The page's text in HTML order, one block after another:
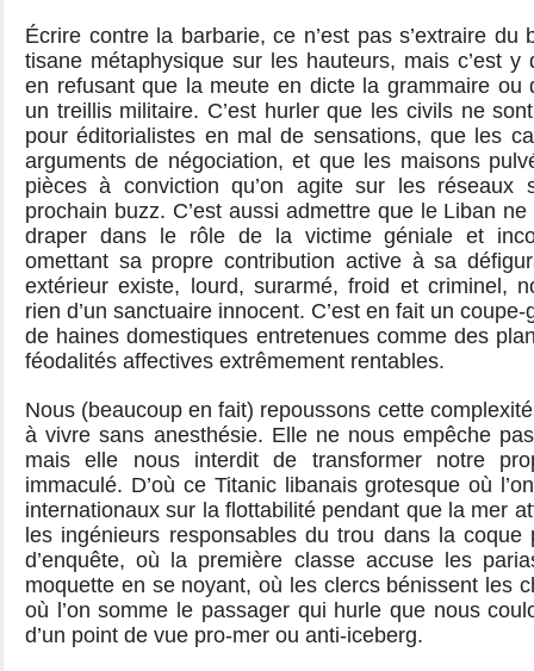
Écrire contre la barbarie, ce n’est pas s’extraire du
tisane métaphysique sur les hauteurs, mais c’est y
en refusant que la meute en dicte la grammaire ou
un treillis militaire. C’est hurler que les civils ne
pour éditorialistes en mal de sensations, que les
arguments de négociation, et que les maisons
pièces à conviction qu’on agite sur les réseaux
prochain buzz. C’est aussi admettre que le Liban
draper dans le rôle de la victime géniale et
omettant sa propre contribution active à sa
extérieur existe, lourd, surarmé, froid et criminel,
rien d’un sanctuaire innocent. C’est en fait un
de haines domestiques entretenues comme des
féodalités affectives extrêmement rentables.
Nous (beaucoup en fait) repoussons cette
à vivre sans anesthésie. Elle ne nous empêche
mais elle nous interdit de transformer notre
immaculé. D’où ce Titanic libanais grotesque où
internationaux sur la flottabilité pendant que la mer
les ingénieurs responsables du trou dans la coque
d’enquête, où la première classe accuse les
moquette en se noyant, où les clercs bénissent les
où l’on somme le passager qui hurle que nous
d’un point de vue pro-mer ou anti-iceberg.